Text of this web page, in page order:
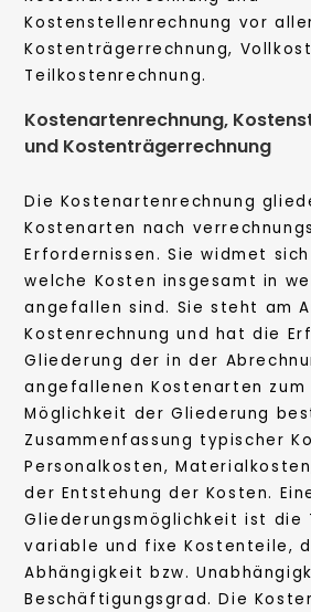
Kostenstellenrechnung vor
Kostenträgerrechnung,
Teilkostenrechnung.
Kostenartenrechnung,
und Kostenträgerrechnung
Die Kostenartenrechnung
Kostenarten nach
Erfordernissen. Sie widmet
welche Kosten insgesamt in
angefallen sind. Sie steht am
Kostenrechnung und hat die
Gliederung der in der
angefallenen Kostenarten zum
Möglichkeit der Gliederung
Zusammenfassung typischer
Personalkosten,
der Entstehung der Kosten.
Gliederungsmöglichkeit ist die
variable und fixe Kostenteile,
Abhängigkeit bzw.
Beschäftigungsgrad. Die